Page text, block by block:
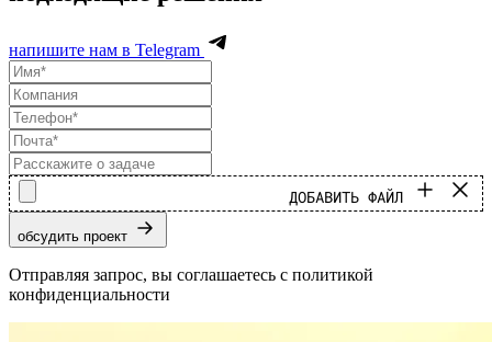
напишите нам в Telegram
ДОБАВИТЬ ФАЙЛ
обсудить проект
Отправляя запрос, вы соглашаетесь с политикой
конфиденциальности